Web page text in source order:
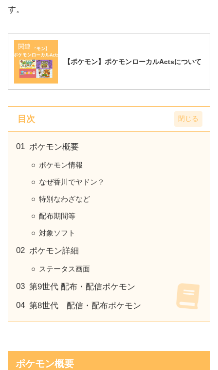
す。
関連
【ポケモン】ポケモンローカルActsについて
目次
ポケモン概要
ポケモン情報
なぜ香川でヤドン？
特別なわざなど
配布期間等
対象ソフト
ポケモン詳細
ステータス画面
第9世代 配布・配信ポケモン
第8世代 配信・配布ポケモン
ポケモン概要